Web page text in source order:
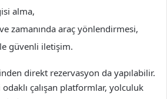
alma,
zamanında araç yönlendirmesi,
güvenli iletişim.
direkt rezervasyon da yapılabilir.
çalışan platformlar, yolculuk